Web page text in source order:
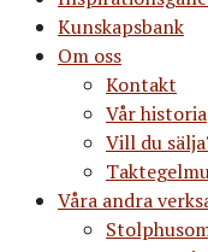
Kunskapsbank
Om oss
Kontakt
Vår historia
Vill du
Våra andra